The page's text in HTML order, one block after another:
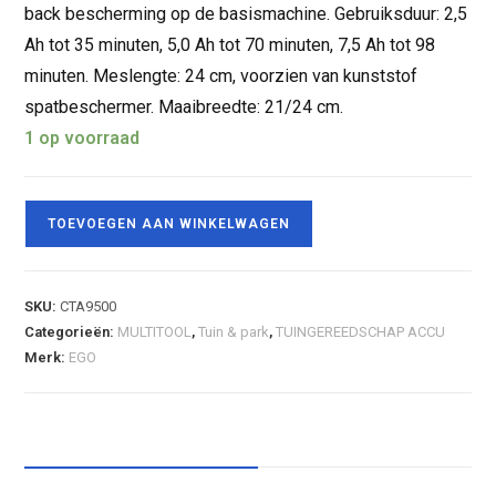
back bescherming op de basismachine. Gebruiksduur: 2,5
Ah tot 35 minuten, 5,0 Ah tot 70 minuten, 7,5 Ah tot 98
minuten. Meslengte: 24 cm, voorzien van kunststof
spatbeschermer. Maaibreedte: 21/24 cm.
1 op voorraad
TOEVOEGEN AAN WINKELWAGEN
SKU:CTA9500
Categorieën: MULTITOOL,Tuin & park,TUINGEREEDSCHAP ACCU
Merk: EGO